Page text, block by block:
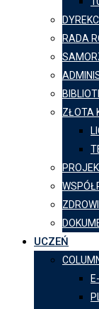
RADA
ZŁOTA
UCZEŃ